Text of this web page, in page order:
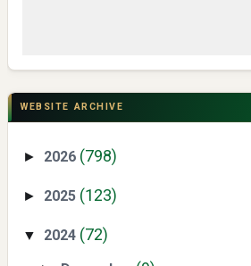
Hasil Panen
Swiss German University Raih
WEBSITE ARCHIVE
► 2026 (798)
► 2025 (123)
▼ 2024 (72)